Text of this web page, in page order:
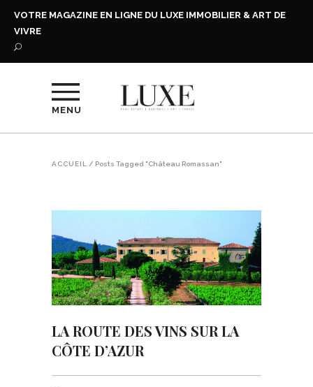
VOTRE MAGAZINE EN LIGNE DU LUXE IMMOBILIER & ART DE
VIVRE
MENU
ACCUEIL / Posts Tagged "Château Romassan"
LA ROUTE DES VINS SUR LA
CÔTE D’AZUR